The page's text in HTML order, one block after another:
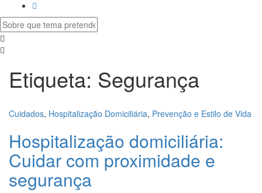
Etiqueta: Segurança
Cuidados, Hospitalização Domiciliária, Prevenção e Estilo de Vida
Hospitalização domiciliária:
Cuidar com proximidade e
segurança